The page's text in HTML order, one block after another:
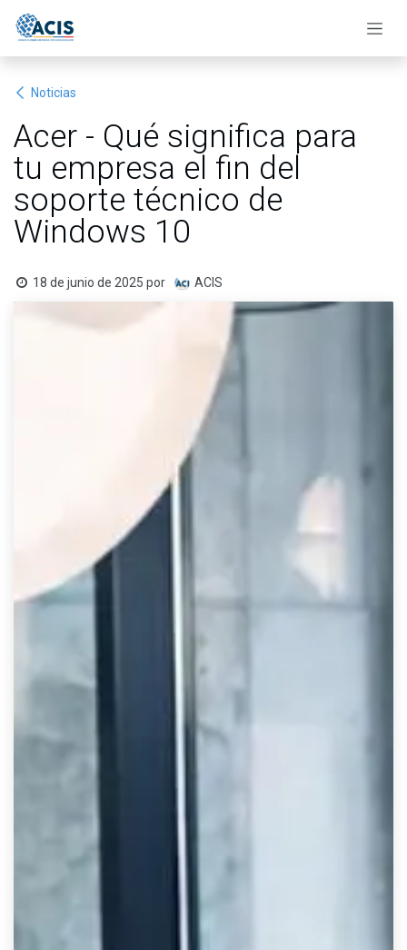
Noticias
Acer - Qué significa para
tu empresa el fin del
soporte técnico de
Windows 10
18 de junio de 2025 por ACIS